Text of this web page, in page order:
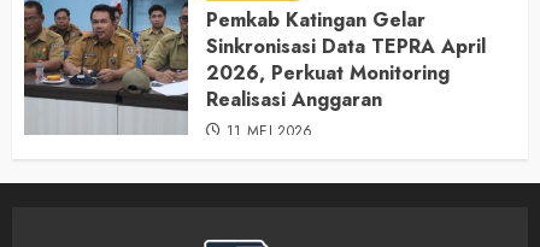
Pemkab Katingan Gelar
Sinkronisasi Data TEPRA April
2026, Perkuat Monitoring
Realisasi Anggaran
11 MEI 2026